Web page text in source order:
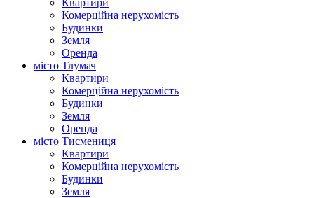
Комерційна нерухомість
Будинки
Земля
Оренда
місто Тлумач
Квартири
Комерційна нерухомість
Будинки
Земля
Оренда
місто Тисмениця
Квартири
Комерційна нерухомість
Будинки
Земля